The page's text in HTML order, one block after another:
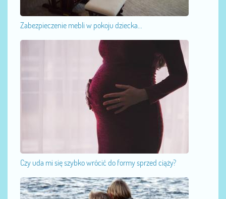
Zabezpieczenie mebli w pokoju dziecka...
Czy uda mi się szybko wrócić do formy sprzed ciąży?